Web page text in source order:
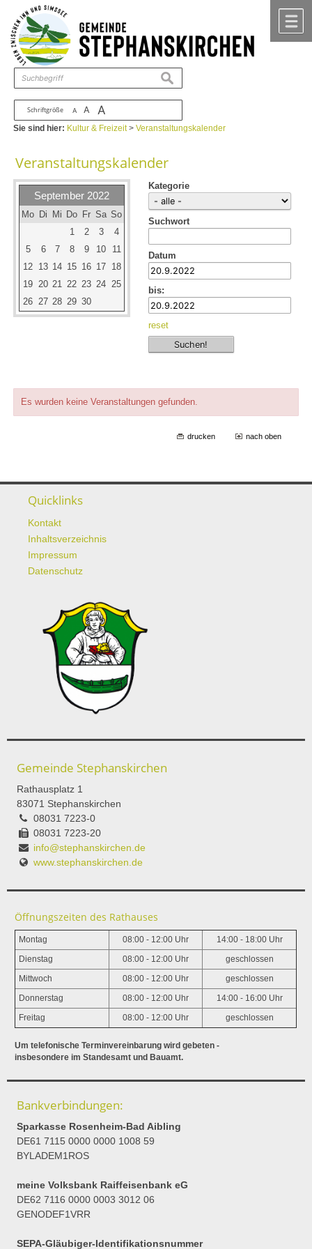
Zum Inhalt ,zur Navigation
Schriftgröße A A A
suchen
Sie sind hier: Kultur & Freizeit>Veranstaltungskalender
Veranstaltungskalender
September 2022
Mo Di Mi Do Fr Sa So
1
2 3
4
5
6 7 8 9 10
11
12 13 14 15 16 17 18
19 20 21 22 23 24 25
26 27 28 29 30
Kategorie
Suchwort
Datum
bis:
reset
Es wurden keine Veranstaltungen gefunden.
drucken nach oben
Quicklinks
Kontakt
Inhaltsverzeichnis
Impressum
Datenschutz
Gemeinde Stephanskirchen
Rathausplatz 1
83071 Stephanskirchen
08031 7223-0
08031 7223-20
info@stephanskirchen.de
www.stephanskirchen.de
Öffnungszeiten des Rathauses
Montag 08:00 - 12:00 Uhr 14:00 - 18:00 Uhr
Dienstag 08:00 - 12:00 Uhr geschlossen
Mittwoch 08:00 - 12:00 Uhr geschlossen
Donnerstag 08:00 - 12:00 Uhr 14:00 - 16:00 Uhr
Freitag 08:00 - 12:00 Uhr geschlossen
Um telefonische Terminvereinbarung wird gebeten -
insbesondere im Standesamt und Bauamt.
Bankverbindungen:
Sparkasse Rosenheim-Bad Aibling
DE61 7115 0000 0000 1008 59
BYLADEM1ROS
meine Volksbank Raiffeisenbank eG
DE62 7116 0000 0003 3012 06
GENODEF1VRR
SEPA-Gläubiger-Identifikationsnummer